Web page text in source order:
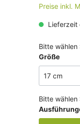
Preise inkl.
Lieferzeit
Bitte wählen
Größe
Bitte wählen